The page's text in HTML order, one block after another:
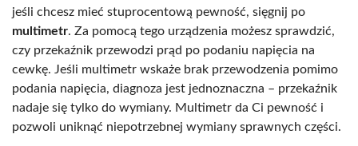
jeśli chcesz mieć stuprocentową pewność, sięgnij po
multimetr. Za pomocą tego urządzenia możesz sprawdzić,
czy przekaźnik przewodzi prąd po podaniu napięcia na
cewkę. Jeśli multimetr wskaże brak przewodzenia pomimo
podania napięcia, diagnoza jest jednoznaczna – przekaźnik
nadaje się tylko do wymiany. Multimetr da Ci pewność i
pozwoli uniknąć niepotrzebnej wymiany sprawnych części.